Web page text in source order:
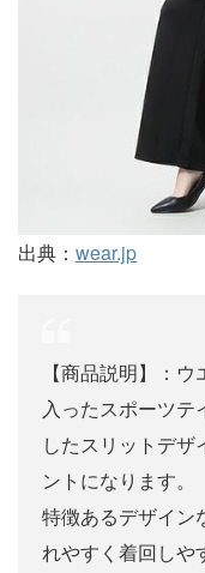
出典： wear.jp
【商品説明】：
入ったスポーツ
したスリットデ
ントになります。
特徴あるデザイン
れやすく着回しや